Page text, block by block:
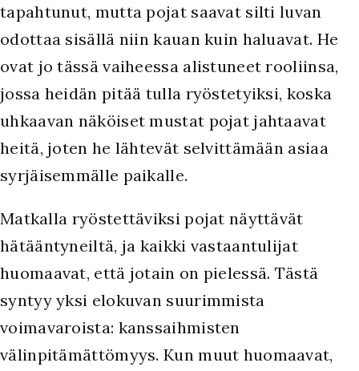
tapahtunut, mutta pojat saavat silti luvan
odottaa sisällä niin kauan kuin haluavat. He
ovat jo tässä vaiheessa alistuneet rooliinsa,
jossa heidän pitää tulla ryöstetyiksi, koska
uhkaavan näköiset mustat pojat jahtaavat
heitä, joten he lähtevät selvittämään asiaa
syrjäisemmälle paikalle.
Matkalla ryöstettäviksi pojat näyttävät
hätääntyneiltä, ja kaikki vastaantulijat
huomaavat, että jotain on pielessä. Tästä
syntyy yksi elokuvan suurimmista
voimavaroista: kanssaihmisten
välinpitämättömyys. Kun muut huomaavat,